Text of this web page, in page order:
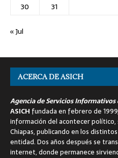
30
31
« Jul
ACERCA DE ASICH
Agencia de Servicios Informativos
ASICH fundada en febrero de
información del acontecer
Chiapas, publicando en los
entidad. Dos años después se
internet, donde permanece